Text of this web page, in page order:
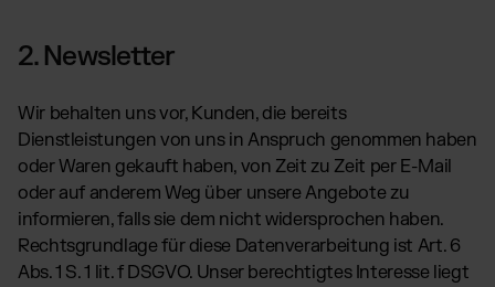
2. Newsletter
Wir behalten uns vor, Kunden, die bereits
Dienstleistungen von uns in Anspruch genommen haben
oder Waren gekauft haben, von Zeit zu Zeit per E-Mail
oder auf anderem Weg über unsere Angebote zu
informieren, falls sie dem nicht widersprochen haben.
Rechtsgrundlage für diese Datenverarbeitung ist Art. 6
Abs. 1 S. 1 lit. f DSGVO. Unser berechtigtes Interesse liegt